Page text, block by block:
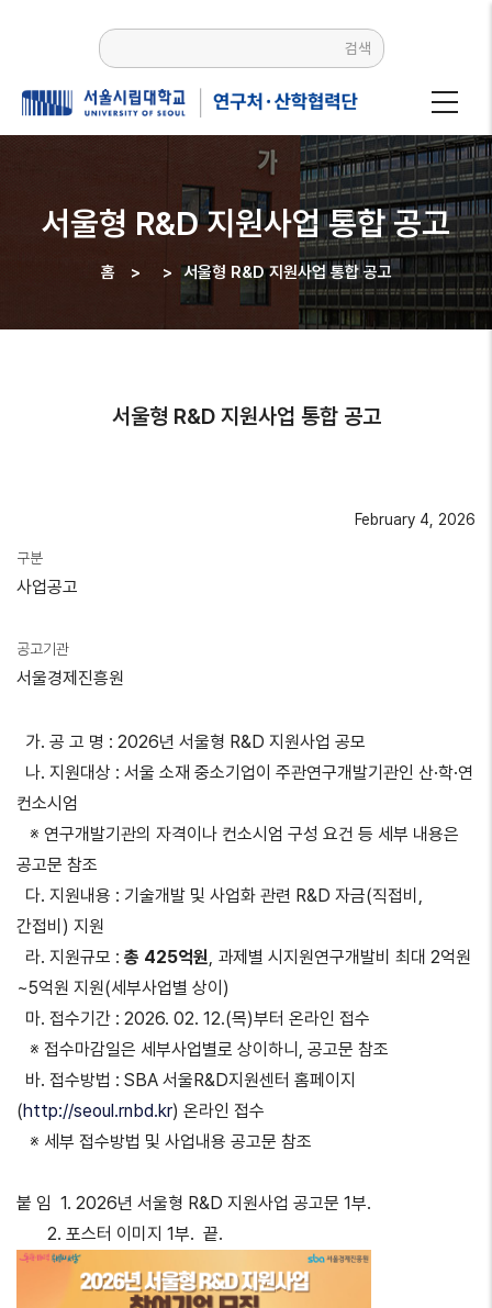
검색
서울형 R&D 지원사업 통합 공고
경로
홈 > > 서울형 R&D 지원사업 통합 공고
서울형 R&D 지원사업 통합 공고
February 4, 2026
구분
사업공고
공고기관
서울경제진흥원
가. 공 고 명 : 2026년 서울형 R&D 지원사업 공모
나. 지원대상 : 서울 소재 중소기업이 주관연구개발기관인 산·학·연
컨소시엄
※ 연구개발기관의 자격이나 컨소시엄 구성 요건 등 세부 내용은
공고문 참조
다. 지원내용 : 기술개발 및 사업화 관련 R&D 자금(직접비,
간접비) 지원
라. 지원규모 : 총 425억원, 과제별 시지원연구개발비 최대 2억원
~5억원 지원(세부사업별 상이)
마. 접수기간 : 2026. 02. 12.(목)부터 온라인 접수
※ 접수마감일은 세부사업별로 상이하니, 공고문 참조
바. 접수방법 : SBA 서울R&D지원센터 홈페이지
(http://seoul.rnbd.kr) 온라인 접수
※ 세부 접수방법 및 사업내용 공고문 참조
붙 임 1. 2026년 서울형 R&D 지원사업 공고문 1부.
2. 포스터 이미지 1부. 끝.